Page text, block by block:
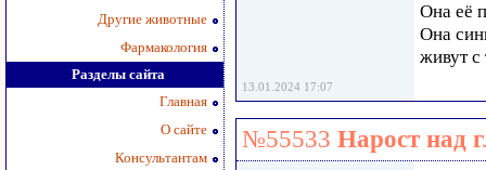
Другие животные
Фармакология
Разделы сайта
Главная
О сайте
Консультантам
Она её
Она
живут с
13.01.2024 17:07
№55533 Нарост над